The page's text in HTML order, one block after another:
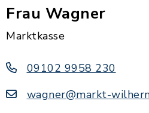
Frau Wagner
Marktkasse
09102 9958 230
wagner@markt-